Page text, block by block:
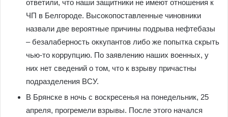
ответили, что наши защитники не имеют отношения к
ЧП в Белгороде. Высокопоставленные чиновники
назвали две вероятные причины подрыва нефтебазы
– безалаберность оккупантов либо же попытка скрыть
чью-то коррупцию. По заявлению наших военных, у
них нет сведений о том, что к взрыву причастны
подразделения ВСУ.
В Брянске в ночь с воскресенья на понедельник, 25
апреля, прогремели взрывы. После этого начался